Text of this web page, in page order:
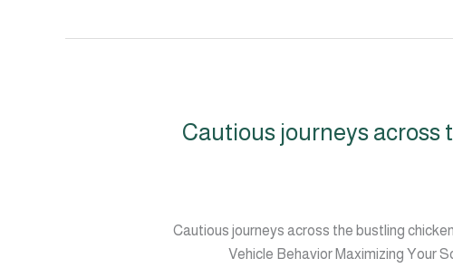
Cautious journeys across
Cautious journeys across the bustling
Vehicle Behavior Maximizing Your